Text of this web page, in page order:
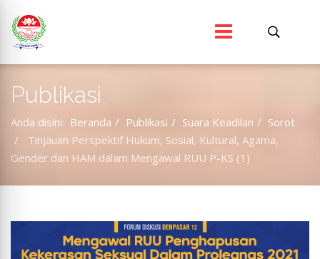
Publikasi
Anda disini: Beranda Publikasi Suara Keadilan
Sorot
Tinjauan Perspektif Hukum, Sosial, Kultural, Agama,
Gender dan HAM dalam Mengawal RUU P-KS (1)